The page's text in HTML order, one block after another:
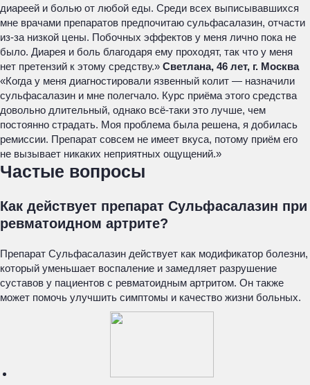
диареей и болью от любой еды. Среди всех выписывавшихся
мне врачами препаратов предпочитаю сульфасалазин, отчасти
из-за низкой цены. Побочных эффектов у меня лично пока не
было. Диарея и боль благодаря ему проходят, так что у меня
нет претензий к этому средству.» Светлана, 46 лет, г. Москва
«Когда у меня диагностировали язвенный колит — назначили
сульфасалазин и мне полегчало. Курс приёма этого средства
довольно длительный, однако всё-таки это лучше, чем
постоянно страдать. Моя проблема была решена, я добилась
ремиссии. Препарат совсем не имеет вкуса, потому приём его
не вызывает никаких неприятных ощущений.»
Частые вопросы
Как действует препарат Сульфасалазин при
ревматоидном артрите?
Препарат Сульфасалазин действует как модификатор болезни,
который уменьшает воспаление и замедляет разрушение
суставов у пациентов с ревматоидным артритом. Он также
может помочь улучшить симптомы и качество жизни больных.